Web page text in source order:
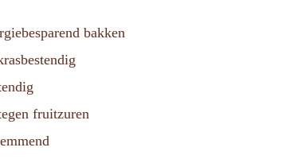
bakken
fruitzuren